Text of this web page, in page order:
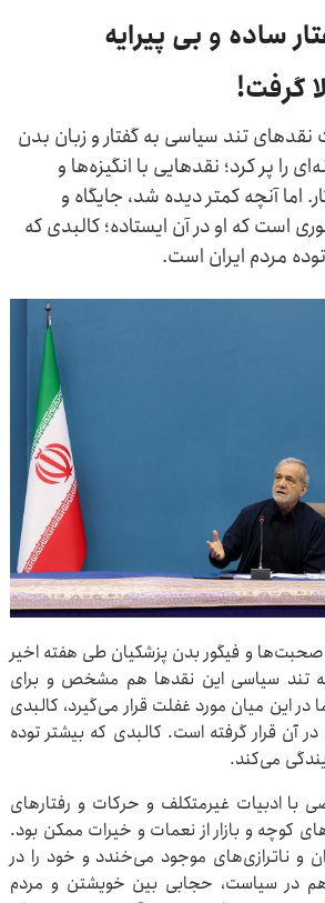
ساده و بی پیرایه
گرفت!
تند سیاسی به گفتار و زبان بدن
را پر کرد؛ نقدهایی با انگیزه‌ها و
اما آنچه کمتر دیده شد، جایگاه و
است که او در آن ایستاده؛ کالبدی که
مردم ایران است.
صحبت‌ها و فیگور بدن پزشکیان طی هفته اخیر
تند سیاسی این نقدها هم مشخص و برای
این میان مورد غفلت قرار می‌گیرد، کالبدی
آن قرار گرفته است. کالبدی که بیشتر توده
می‌کند.
ادبیات غیرمتکلف و حرکات و رفتارهای
کوچه و بازار از نعمات و خیرات ممکن بود.
و ناترازی‌های موجود می‌خندد و خود را در
هم در سیاست، حجابی بین خویشتن و مردم